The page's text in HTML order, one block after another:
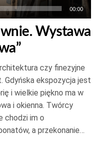
00:00
Wystawa
czy finezyjne
Gdyńska ekspozycja jest
i wielkie piękno ma w
i okienna. Twórcy
chodzi im o
a przekonanie…